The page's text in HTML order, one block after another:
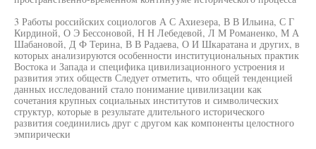
3 Работы российских социологов А С Ахиезера, В В Ильина, С Г
Кирдиной, О Э Бессоновой, Н Н Лебедевой, Л М Романенко, М А
Шабановой, Д Ф Терина, В В Радаева, О И Шкаратана и других, в
которых анализируются особенности институциональных практик
Востока и Запада и специфика цивилизационного устроения и
развития этих обществ Следует отметить, что общей тенденцией
данных исследований стало понимание цивилизации как
сочетания крупных социальных институтов и символических
структур, которые в результате длительного исторического
развития соединились друг с другом как компоненты целостного
эмпирически